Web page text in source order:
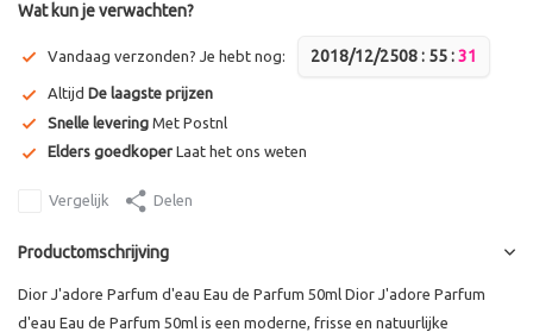
Wat kun je verwachten?
Vandaag verzonden? Je hebt nog: 2018/12/2508: 55:31
Altijd De laagste prijzen
Snelle levering Met Postnl
Elders goedkoper Laat het ons weten
Vergelijk Delen
Productomschrijving
Dior J'adore Parfum d'eau Eau de Parfum 50ml Dior J'adore Parfum
d'eau Eau de Parfum 50ml is een moderne, frisse en natuurlijke